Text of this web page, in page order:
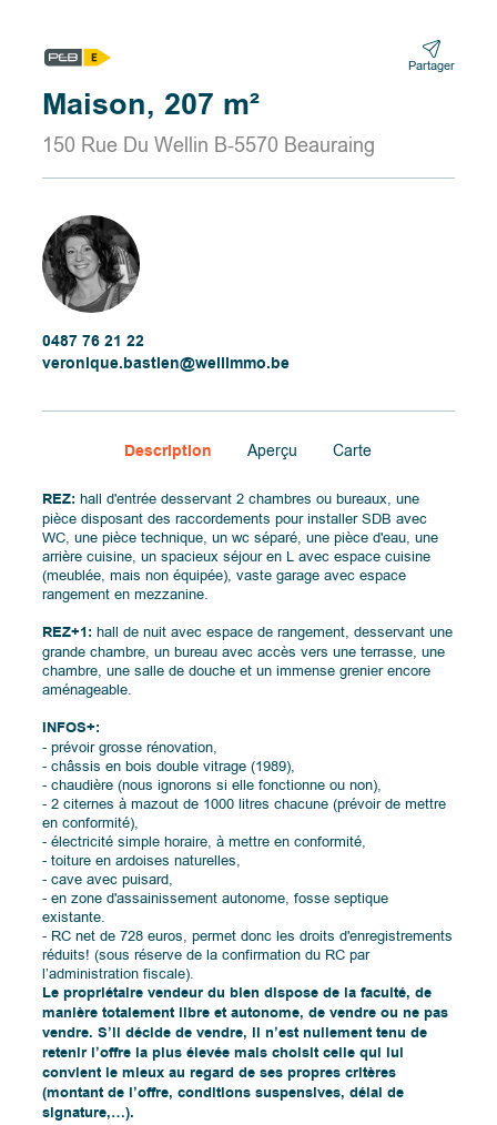
Partager
Maison, 207 m²
150 Rue Du Wellin B-5570 Beauraing
0487 76 21 22
veronique.bastien@wellimmo.be
Description Aperçu Carte
REZ: hall d'entrée desservant 2 chambres ou bureaux, une
pièce disposant des raccordements pour installer SDB avec
WC, une pièce technique, un wc séparé, une pièce d'eau, une
arrière cuisine, un spacieux séjour en L avec espace cuisine
(meublée, mais non équipée), vaste garage avec espace
rangement en mezzanine.
REZ+1:hall de nuit avec espace de rangement, desservant une
grande chambre, un bureau avec accès vers une terrasse, une
chambre, une salle de douche et un immense grenier encore
aménageable.
INFOS+:
- prévoir grosse rénovation,
- châssis en bois double vitrage (1989),
- chaudière (nous ignorons si elle fonctionne ou non),
- 2 citernes à mazout de 1000 litres chacune (prévoir de mettre
en conformité),
- électricité simple horaire, à mettre en conformité,
- toiture en ardoises naturelles,
- cave avec puisard,
- en zone d'assainissement autonome, fosse septique
existante.
- RC net de 728 euros, permet donc les droits d'enregistrements
réduits! (sous réserve de la confirmation du RC par
l’administration fiscale).
Le propriétaire vendeur du bien dispose de la faculté, de
manière totalement libre et autonome, de vendre ou ne pas
vendre. S’il décide de vendre, il n’est nullement tenu de
retenir l’offre la plus élevée mais choisit celle qui lui
convient le mieux au regard de ses propres critères
(montant de l’offre, conditions suspensives, délai de
signature,…).